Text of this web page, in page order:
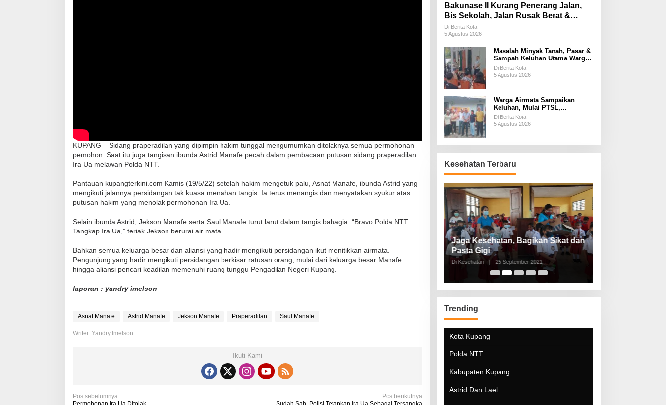
KUPANG – Sidang praperadilan yang dipimpin hakim tunggal mengumumkan ditolaknya semua permohonan
pemohon. Saat itu juga tangisan ibunda Astrid Manafe pecah dalam pembacaan putusan sidang praperadilan
Ira Ua melawan Polda NTT.
Pantauan kupangterkini.com Kamis (19/5/22) setelah hakim mengetuk palu, Asnat Manafe, ibunda Astrid yang
mengikuti jalannya persidangan tak kuasa menahan tangis. Ia terus menangis dan menyatakan syukur atas
putusan hakim yang menolak permohonan Ira Ua.
Selain ibunda Astrid, Jekson Manafe serta Saul Manafe turut larut dalam tangis bahagia. “Bravo Polda NTT.
Tangkap Ira Ua,” teriak Jekson berurai air mata.
Bahkan semua keluarga besar dan aliansi yang hadir mengikuti persidangan ikut menitikkan airmata.
Pengunjung yang hadir mengikuti persidangan berkisar ratusan orang, mulai dari keluarga besar Manafe
hingga aliansi pencari keadilan memenuhi ruang tunggu Pengadilan Negeri Kupang.
laporan : yandry imelson
Asnat Manafe Astrid Manafe Jekson Manafe Praperadilan Saul Manafe
Writer: Yandry Imelson
Ikuti Kami
N
Pos sebelumnya
Permohonan Ira Ua Ditolak
Pos berikutnya
Sudah Sah, Polisi Tetapkan Ira Ua Sebagai Tersangka
Bakunase II Kurang Penerang Jalan,
Bis Sekolah, Jalan Rusak Berat &
Susah Pupuk Subsidi
Di Berita Kota
5 Agustus 2026
Masalah Minyak Tanah, Pasar &
Sampah Keluhan Utama Warga
Airnona
Di Berita Kota
5 Agustus 2026
Warga Airmata Sampaikan
Keluhan, Mulai PTSL,
Ketersediaan Minyak Tanah &
Lahan Pemakaman
Di Berita Kota
5 Agustus 2026
Kesehatan Terbaru
Kadaluarsa
Di Kesehatan | 19 Desember 2021
Jaga Kesehatan, Bagikan Sikat dan
Pasta Gigi
Di Kesehatan | 25 September 2021
Trending
Kota Kupang
Polda NTT
Kabupaten Kupang
Astrid Dan Lael